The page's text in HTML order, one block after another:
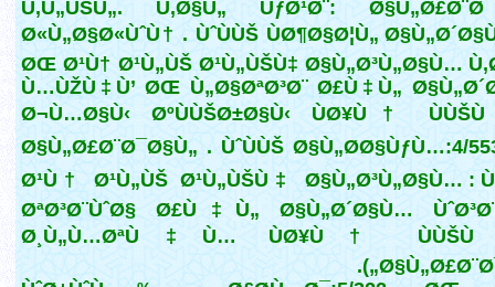
Ù‚Ù„ÙŠÙ„. Ù‚Ø§Ù„ ÙƒØ¹Ø¨:
Ø«Ù„Ø§Ø«ÙˆÙ† . ÙˆÙÙŠ ÙØ¶Ø§Ø¦Ù„
ØŒ Ø¹Ù† Ø¹Ù„ÙŠ Ø¹Ù„ÙŠÙ‡ Ø§Ù„Ø³Ù„Ø§Ù…
Ù…ÙŽÙ‡Ù’ ØŒ Ù„Ø§ØªØ³Ø¨ Ø£Ù‡Ù„
Ø¬Ù…Ø§Ù‹ ØºÙÙŠØ±Ø§Ù‹ ÙØ¥Ù†
Ø§Ù„Ø£Ø¨Ø¯Ø§Ù„ . ÙˆÙÙŠ Ø§Ù„Ø­Ø§ÙƒÙ…:4/
Ø¹Ù† Ø¹Ù„ÙŠ Ø¹Ù„ÙŠÙ‡ Ø§Ù„Ø³Ù„Ø§Ù… :
ØªØ³Ø¨ÙˆØ§ Ø£Ù‡Ù„ Ø§Ù„Ø´Ø§Ù…
Ø¸Ù„Ù…ØªÙ‡Ù… ÙØ¥Ù†